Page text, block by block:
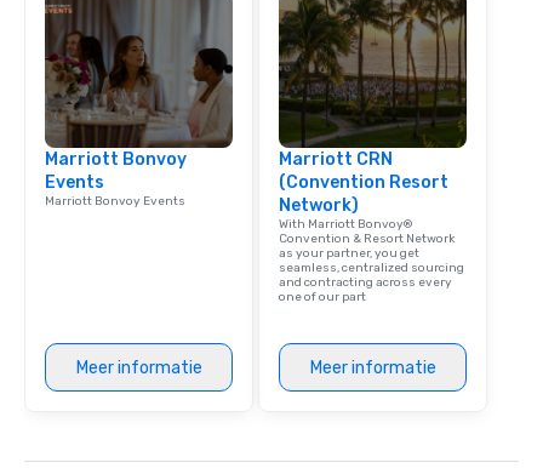
Marriott Bonvoy
Events
Marriott Bonvoy Events
Meer informatie
Marriott CRN
(Convention Resort
Network)
With Marriott Bonvoy®
Convention & Resort Network
as your partner, you get
seamless, centralized sourcing
and contracting across every
one of our part
Meer informatie